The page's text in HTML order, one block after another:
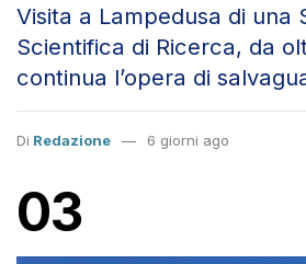
Visita a Lampedusa di una
Scientifica di Ricerca, da
continua l’opera di
Di Redazione 6 giorni ago
03